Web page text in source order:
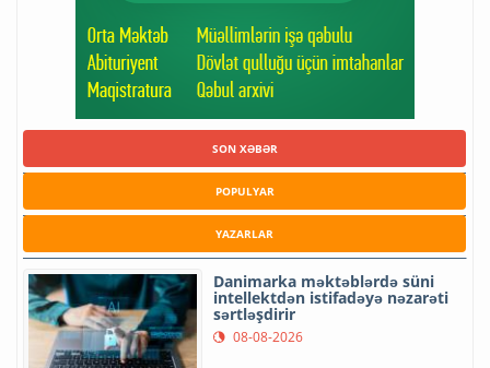
SON XƏBƏR
POPULYAR
YAZARLAR
Danimarka məktəblərdə süni
intellektdən istifadəyə nəzarəti
sərtləşdirir
08-08-2026